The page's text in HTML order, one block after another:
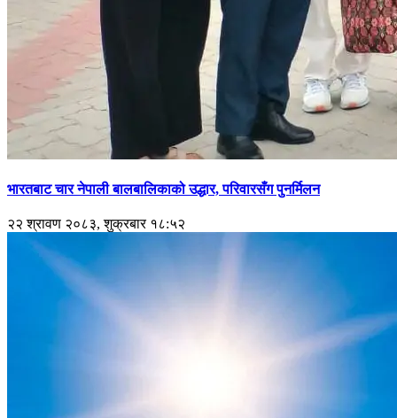
भारतबाट चार नेपाली बालबालिकाको उद्धार, परिवारसँग पुनर्मिलन
२२ श्रावण २०८३, शुक्रबार १८:५२